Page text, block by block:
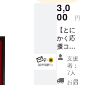
3,0
00 円
【とに
かく応
援コー
ス】 ・
茶びん
復興の
近況を
支援
者：
7人
お届